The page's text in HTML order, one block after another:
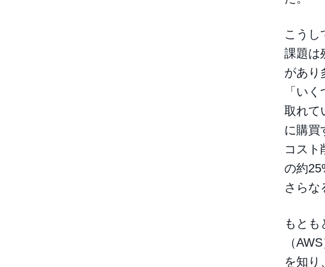
こうし
課題は
があり
「い
取れて
に購買
コスト
の約
さらな
もとも
（
を知り